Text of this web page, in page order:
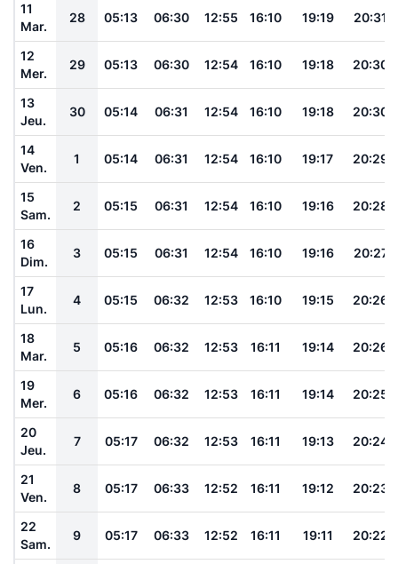
11
Mar.
28 05:13 06:30 12:55 16:10 19:19 20:31
12
Mer.
29 05:13 06:30 12:54 16:10 19:18 20:30
13
Jeu.
30 05:14 06:31 12:54 16:10 19:18 20:30
14
Ven.
1 05:14 06:31 12:54 16:10 19:17 20:29
15
Sam.
2 05:15 06:31 12:54 16:10 19:16 20:28
16
Dim.
3 05:15 06:31 12:54 16:10 19:16 20:27
17
Lun.
4 05:15 06:32 12:53 16:10 19:15 20:26
18
Mar.
5 05:16 06:32 12:53 16:11 19:14 20:26
19
Mer.
6 05:16 06:32 12:53 16:11 19:14 20:25
20
Jeu.
7 05:17 06:32 12:53 16:11 19:13 20:24
21
Ven.
8 05:17 06:33 12:52 16:11 19:12 20:23
22
Sam.
9 05:17 06:33 12:52 16:11 19:11 20:22